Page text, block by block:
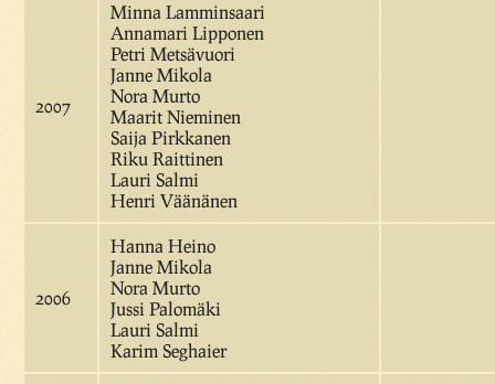
2007
Minna Lamminsaari
Annamari Lipponen
Petri Metsävuori
Janne Mikola
Nora Murto
Maarit Nieminen
Saija Pirkkanen
Riku Raittinen
Lauri Salmi
Henri Väänänen
2006
Hanna Heino
Janne Mikola
Nora Murto
Jussi Palomäki
Lauri Salmi
Karim Seghaier